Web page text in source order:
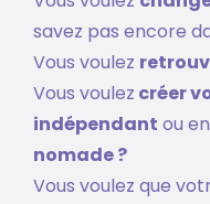
savez pas encore
Vous voulez
Vous voulez créer
indépendant ou
nomade ?
Vous voulez que